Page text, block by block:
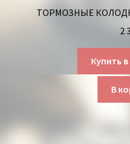
ТОРМОЗНЫЕ
2
Купить
В